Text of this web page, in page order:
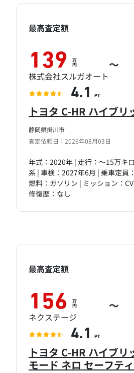
静岡県掛川市
査定依頼日：2026年08月03日
トヨタ C-HR ハイブリ
年式：2020年 | 走行：～15万キ
系 | 車検：2027年6月 | 乗車定員
燃料：ガソリン | ミッション：
修復歴：なし
最高査定額
139 万
円 ～
株式会社スルガオート
4.1 PT
トヨタ C-HR ハイブリ
モード ネロ セーフテ
最高査定額
156 万
円 ～
ネクステージ
4.1 PT